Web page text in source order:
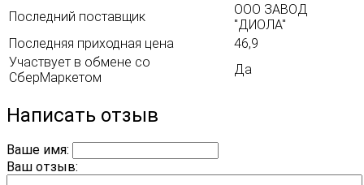
Последний поставщик
ООО ЗАВОД
"ДИОЛА"
Последняя приходная цена
46,9
Участвует в обмене со
СберМаркетом
Да
Написать отзыв
Ваше имя:
Ваш отзыв: